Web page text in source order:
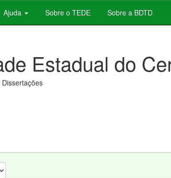
Ajuda Sobre o TEDE Sobre a BDTD
Estadual do